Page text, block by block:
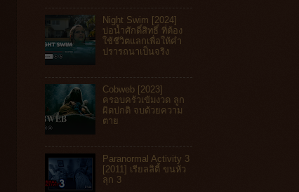
Night Swim [2024]
บ่อน้ำศักดิ์สิทธิ์ ที่ต้อง
ใช้ชีวิตแลกเพื่อให้คำ
ปรารถนาเป็นจริง
Cobweb [2023]
ครอบครัวเข้มงวด ลูก
ผิดปกติ จบด้วยความ
ตาย
Paranormal Activity 3
[2011] เรียลลิตี้ ขนหัว
ลุก 3